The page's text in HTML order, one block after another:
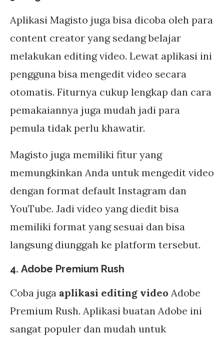
Aplikasi Magisto juga bisa dicoba oleh para
content creator yang sedang belajar
melakukan editing video. Lewat aplikasi ini
pengguna bisa mengedit video secara
otomatis. Fiturnya cukup lengkap dan cara
pemakaiannya juga mudah jadi para
pemula tidak perlu khawatir.
Magisto juga memiliki fitur yang
memungkinkan Anda untuk mengedit video
dengan format default Instagram dan
YouTube. Jadi video yang diedit bisa
memiliki format yang sesuai dan bisa
langsung diunggah ke platform tersebut.
4. Adobe Premium Rush
Coba juga aplikasi editing video Adobe
Premium Rush. Aplikasi buatan Adobe ini
sangat populer dan mudah untuk